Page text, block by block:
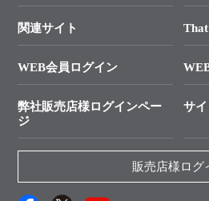
技術セミナーのご案内
タカラバイオ発表文献
プライマー設計
制限酵素切断サイトの検索
ユーザーズボイス集
抗体検索サイト
├ 受託サービスお問い合わせ
資料請求 機器関連
資料請求 受託関連
資料請求 核酸抽出・精製カタログ
サンプル請求一覧
関連サイト
WEB会員ログイン
弊社販売店様ログインペー
ジ
サ
販売店様ログ